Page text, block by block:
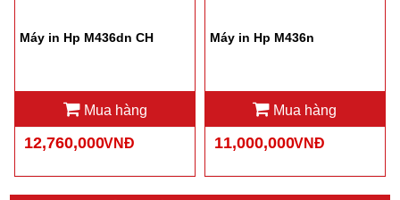
Máy in Hp M436dn CH
Mua hàng
12,760,000VNĐ
Máy in Hp M436n
Mua hàng
11,000,000VNĐ